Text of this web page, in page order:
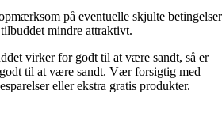
på eventuelle skjulte betingelser
mindre attraktivt.
virker for godt til at være sandt, så er
til at være sandt. Vær forsigtig med
eller ekstra gratis produkter.